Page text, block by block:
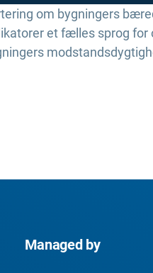
om bygningers
et fælles sprog
Managed by